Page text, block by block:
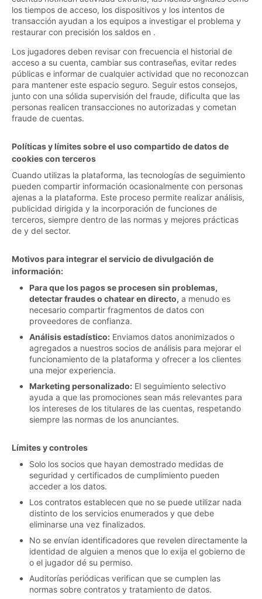
los tiempos de acceso, los dispositivos y los intentos de
transacción ayudan a los equipos a investigar el problema y
restaurar con precisión los saldos en .
Los jugadores deben revisar con frecuencia el historial de
acceso a su cuenta, cambiar sus contraseñas, evitar redes
públicas e informar de cualquier actividad que no reconozcan
para mantener este espacio seguro. Seguir estos consejos,
junto con una sólida supervisión del fraude, dificulta que las
personas realicen transacciones no autorizadas y cometan
fraude de cuentas.
Políticas y límites sobre el uso compartido de datos de
cookies con terceros
Cuando utilizas la plataforma, las tecnologías de seguimiento
pueden compartir información ocasionalmente con personas
ajenas a la plataforma. Este proceso permite realizar análisis,
publicidad dirigida y la incorporación de funciones de
terceros, siempre dentro de las normas y mejores prácticas
de y del sector.
Motivos para integrar el servicio de divulgación de
información:
Para que los pagos se procesen sin problemas,
detectar fraudes o chatear en directo, a menudo es
necesario compartir fragmentos de datos con
proveedores de confianza.
Análisis estadístico: Enviamos datos anonimizados o
agregados a nuestros socios de análisis para mejorar el
funcionamiento de la plataforma y ofrecer a los clientes
una mejor experiencia.
Marketing personalizado: El seguimiento selectivo
ayuda a que las promociones sean más relevantes para
los intereses de los titulares de las cuentas, respetando
siempre las normas de los anunciantes.
Límites y controles
Solo los socios que hayan demostrado medidas de
seguridad y certificados de cumplimiento pueden
acceder a los datos.
Los contratos establecen que no se puede utilizar nada
distinto de los servicios enumerados y que debe
eliminarse una vez finalizados.
No se envían identificadores que revelen directamente la
identidad de alguien a menos que lo exija el gobierno de
o el jugador dé su permiso.
Auditorías periódicas verifican que se cumplen las
normas sobre contratos y tratamiento de datos.